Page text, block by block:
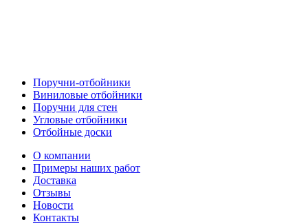
Поручни-отбойники
Виниловые отбойники
Поручни для стен
Угловые отбойники
Отбойные доски
О компании
Примеры наших работ
Доставка
Отзывы
Новости
Контакты